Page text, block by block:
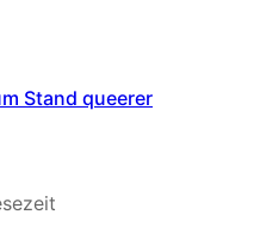
Stand queerer